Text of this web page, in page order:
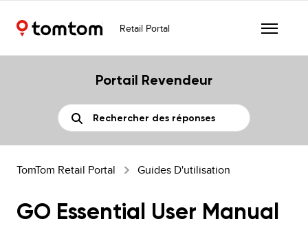
Retail Portal
Portail Revendeur
TomTom Retail Portal Guides D'utilisation
GO Essential User Manual